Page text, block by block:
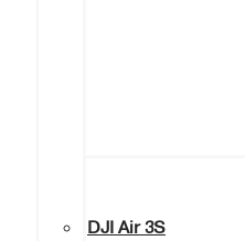
DJI Air 3S